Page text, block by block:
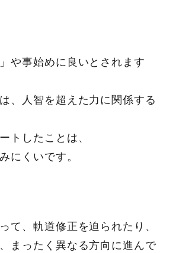
や事始めに良いとされます
、人智を超えた力に関係する
トしたことは、
にくいです。
て、軌道修正を迫られたり、
まったく異なる方向に進んで